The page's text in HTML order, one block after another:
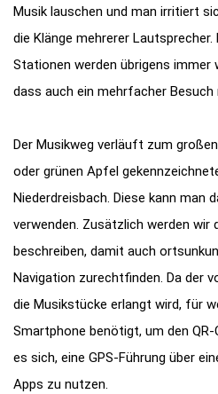
Musik lauschen und man irritiert
die Klänge mehrerer
Stationen werden übrigens immer
dass auch ein mehrfacher Besuch
Der Musikweg verläuft zum
oder grünen Apfel
Niederdreisbach. Diese kann man
verwenden. Zusätzlich werden wir
beschreiben, damit auch
Navigation zurechtfinden. Da der
die Musikstücke erlangt wird, für
Smartphone benötigt, um den
es sich, eine GPS-Führung über
Apps zu nutzen.